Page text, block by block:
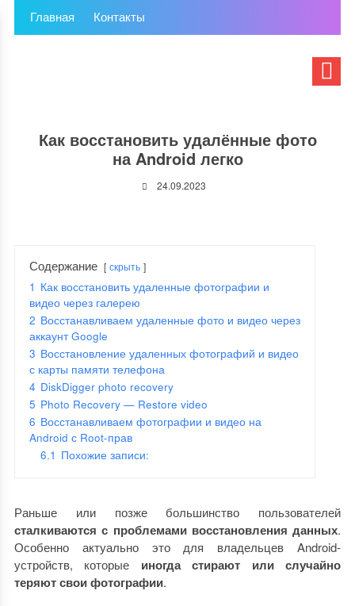
Главная Контакты
Как восстановить удалённые фото
на Android легко
24.09.2023
Содержание скрыть
1 Как восстановить удаленные фотографии и
видео через галерею
2 Восстанавливаем удаленные фото и видео через
аккаунт Google
3 Восстановление удаленных фотографий и видео
с карты памяти телефона
4 DiskDigger photo recovery
5 Photo Recovery — Restore video
6 Восстанавливаем фотографии и видео на
Android с Root-прав
6.1 Похожие записи:
Раньше или позже большинство пользователей
сталкиваются с проблемами восстановления данных.
Особенно актуально это для владельцев Android-
устройств, которые иногда стирают или случайно
теряют свои фотографии.